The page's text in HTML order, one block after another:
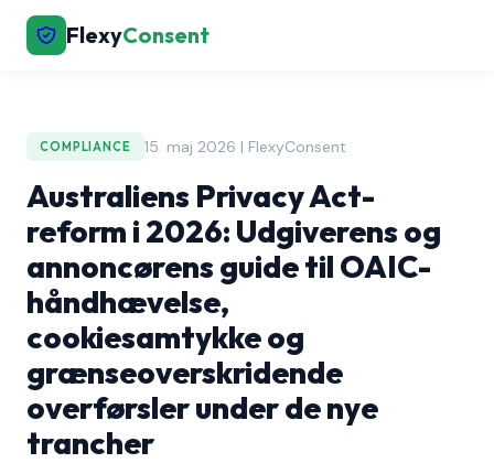
FlexyConsent
COMPLIANCE 15. maj 2026 | FlexyConsent
Australiens Privacy Act-
reform i 2026: Udgiverens og
annoncørens guide til OAIC-
håndhævelse,
cookiesamtykke og
grænseoverskridende
overførsler under de nye
trancher